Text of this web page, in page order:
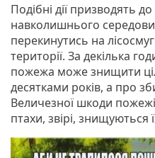
Подібні дії призводять
навколишнього
перекинутись на
території. За декілька
пожежа може знищити
десятками років, а про
Величезної шкоди
птахи, звірі, знищуються